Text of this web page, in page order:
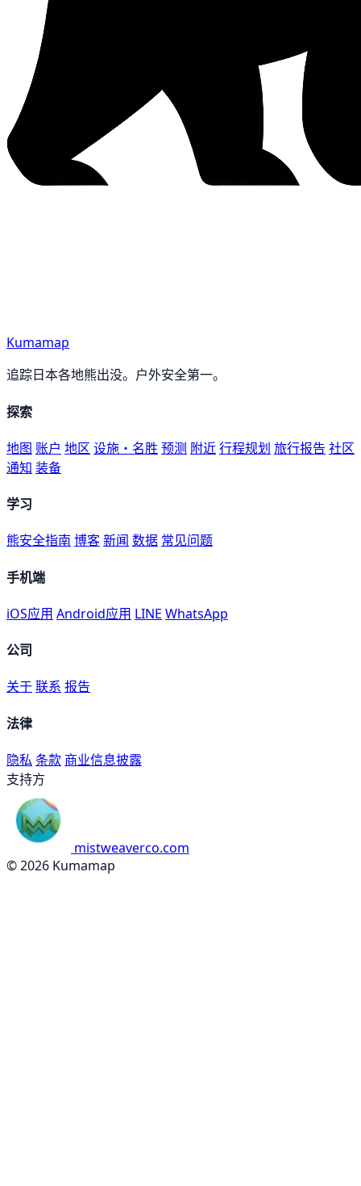
Kumamap
追踪日本各地熊出没。户外安全第一。
探索
地图 账户 地区 设施・名胜 预测 附近行程规划 旅行报告 社区
通知 装备
学习
熊安全指南 博客新闻 数据 常见问题
手机端
iOS应用 Android应用 LINE WhatsApp
公司
关于联系 报告
法律
隐私 条款 商业信息披露
支持方
mistweaverco.com
© 2026 Kumamap